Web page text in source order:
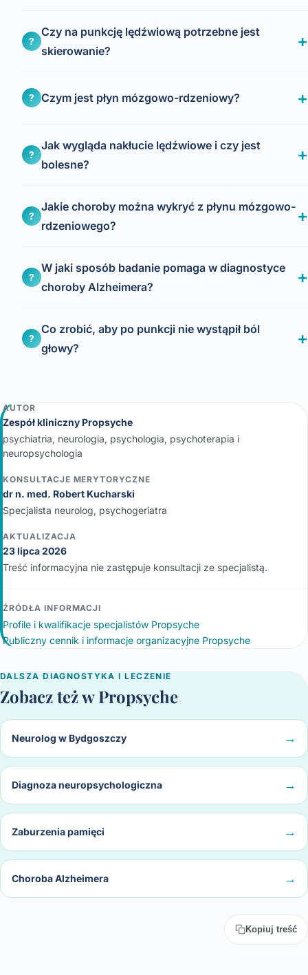
?
Czy na punkcję lędźwiową potrzebne jest
skierowanie?
? Czym jest płyn mózgowo-rdzeniowy?
?
Jak wygląda nakłucie lędźwiowe i czy jest
bolesne?
?
Jakie choroby można wykryć z płynu mózgowo-
rdzeniowego?
?
W jaki sposób badanie pomaga w diagnostyce
choroby Alzheimera?
?
Co zrobić, aby po punkcji nie wystąpił ból
głowy?
AUTOR
Zespół kliniczny Propsyche
psychiatria, neurologia, psychologia, psychoterapia i
neuropsychologia
KONSULTACJE MERYTORYCZNE
dr n. med. Robert Kucharski
Specjalista neurolog, psychogeriatra
AKTUALIZACJA
23 lipca 2026
Treść informacyjna nie zastępuje konsultacji ze specjalistą.
ŹRÓDŁA INFORMACJI
Profile i kwalifikacje specjalistów Propsyche
Publiczny cennik i informacje organizacyjne Propsyche
DALSZA DIAGNOSTYKA I LECZENIE
Zobacz też w Propsyche
Neurolog w Bydgoszczy →
Diagnoza neuropsychologiczna →
Zaburzenia pamięci →
Choroba Alzheimera →
Kopiuj treść